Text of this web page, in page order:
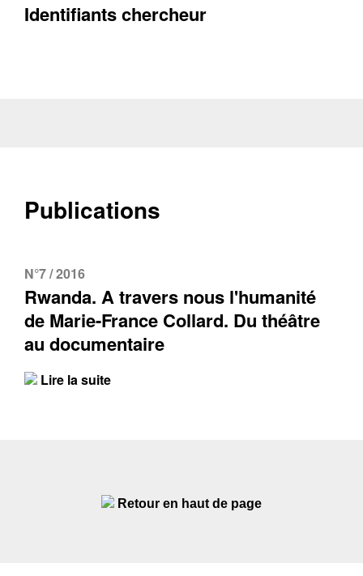
Identifiants chercheur
Publications
N°7 / 2016
Rwanda. A travers nous l'humanité
de Marie-France Collard. Du théâtre
au documentaire
Lire la suite
Retour en haut de page